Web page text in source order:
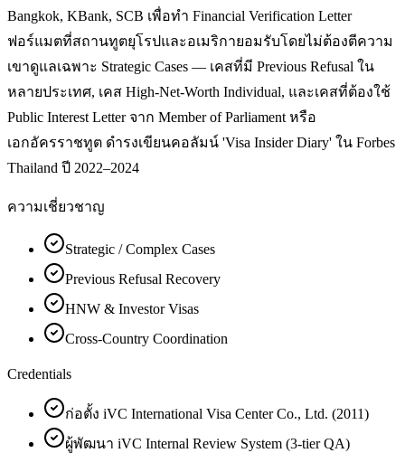
Bangkok, KBank, SCB เพื่อทำ Financial Verification Letter
ฟอร์แมตที่สถานทูตยุโรปและอเมริกายอมรับโดยไม่ต้องตีความ
เขาดูแลเฉพาะ Strategic Cases — เคสที่มี Previous Refusal ใน
หลายประเทศ, เคส High-Net-Worth Individual, และเคสที่ต้องใช้
Public Interest Letter จาก Member of Parliament หรือ
เอกอัครราชทูต ดำรงเขียนคอลัมน์ 'Visa Insider Diary' ใน Forbes
Thailand ปี 2022–2024
ความเชี่ยวชาญ
Strategic / Complex Cases
Previous Refusal Recovery
HNW & Investor Visas
Cross-Country Coordination
Credentials
ก่อตั้ง iVC International Visa Center Co., Ltd. (2011)
ผู้พัฒนา iVC Internal Review System (3-tier QA)